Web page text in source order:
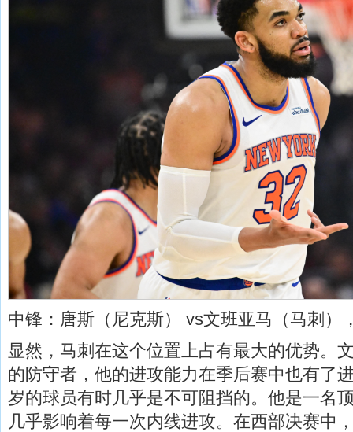
中锋：唐斯（尼克斯） vs文班亚马（马刺）
显然，马刺在这个位置上占有最大的优势。
的防守者，他的进攻能力在季后赛中也有了
岁的球员有时几乎是不可阻挡的。他是一名
几乎影响着每一次内线进攻。在西部决赛中